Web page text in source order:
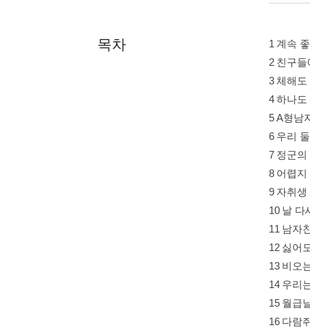
목차
1 계속
2 친구
3 체해도
4 하나도
5 A형남
6 우리
7 정군의
8 어렵지
9 자취생
10 날 다
11 남자
12 싫어
13 비오
14 우리
15 월급
16 다람